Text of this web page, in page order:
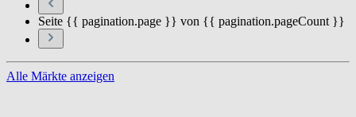
Seite {{ pagination.page }} von {{ pagination.pageCount }}
Alle Märkte anzeigen